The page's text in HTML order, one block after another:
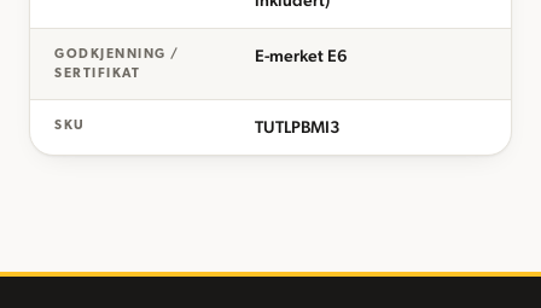
GODKJENNING /
SERTIFIKAT
E-merket E6
SKU TUTLPBMI3